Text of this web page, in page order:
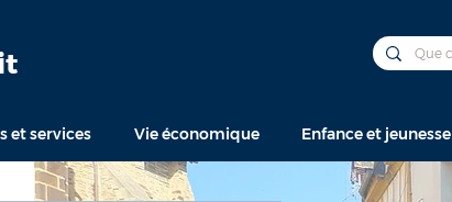
et services Vie économique Enfance et jeunesse